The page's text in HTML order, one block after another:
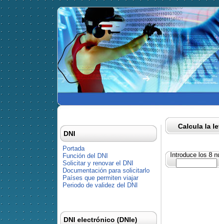
Calcula la
Introduce los 8
DNI
Portada
Función del DNI
Solicitar y renovar el DNI
Documentación para solicitarlo
Países que permiten viajar
Periodo de validez del DNI
DNI electrónico (DNIe)